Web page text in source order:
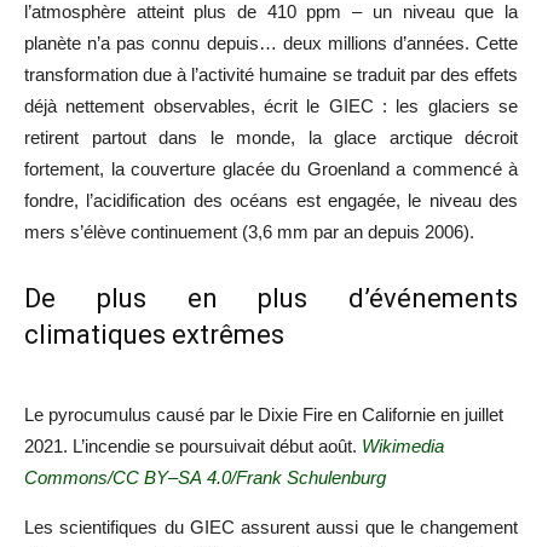
l’atmosphère atteint plus de 410 ppm – un niveau que la
planète n’a pas connu depuis… deux millions d’années. Cette
transformation due à l’activité humaine se traduit par des effets
déjà nettement observables, écrit le GIEC : les glaciers se
retirent partout dans le monde, la glace arctique décroit
fortement, la couverture glacée du Groenland a commencé à
fondre, l’acidification des océans est engagée, le niveau des
mers s’élève continuement (3,6 mm par an depuis 2006).
De plus en plus d’événements
climatiques extrêmes
Le pyrocumulus causé par le Dixie Fire en Californie en juillet
2021. L’incendie se poursuivait début août. Wikimedia
Commons/CC BY–SA 4.0/Frank Schulenburg
Les scientifiques du GIEC assurent aussi que le changement